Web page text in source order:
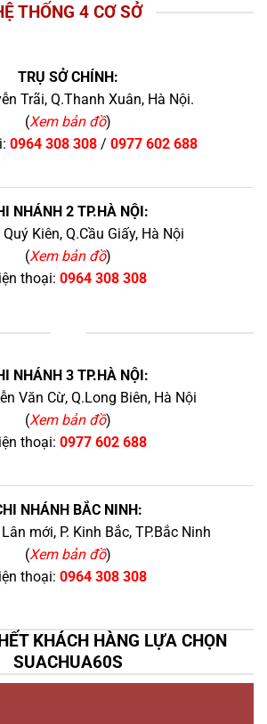
THỐNG 4 CƠ SỞ
TRỤ SỞ CHÍNH:
Trãi, Q.Thanh Xuân, Hà Nội.
(Xem bản đồ)
0964 308 308/ 0977 602 688
NHÁNH 2 TP.HÀ NỘI:
Kiên, Q.Cầu Giấy, Hà Nội
(Xem bản đồ)
thoại: 0964 308 308
NHÁNH 3 TP.HÀ NỘI:
Văn Cừ, Q.Long Biên, Hà Nội
(Xem bản đồ)
thoại: 0977 602 688
NHÁNH BẮC NINH:
mới, P. Kinh Bắc, TP.Bắc Ninh
(Xem bản đồ)
thoại: 0964 308 308
KHÁCH HÀNG LỰA CHỌN
SUACHUA60S